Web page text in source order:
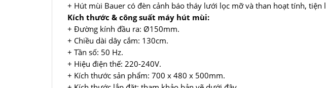
+ Hút mùi Bauer có đèn cảnh báo tháy lưới lọc mỡ và than hoạt tính,
Kích thước & công suất máy hút mùi:
+ Đường kính đầu ra: Ø150mm.
+ Chiều dài dây cắm: 130cm.
+ Tần số: 50 Hz.
+ Hiệu điện thế: 220-240V.
+ Kích thước sản phẩm: 700 x 480 x 500mm.